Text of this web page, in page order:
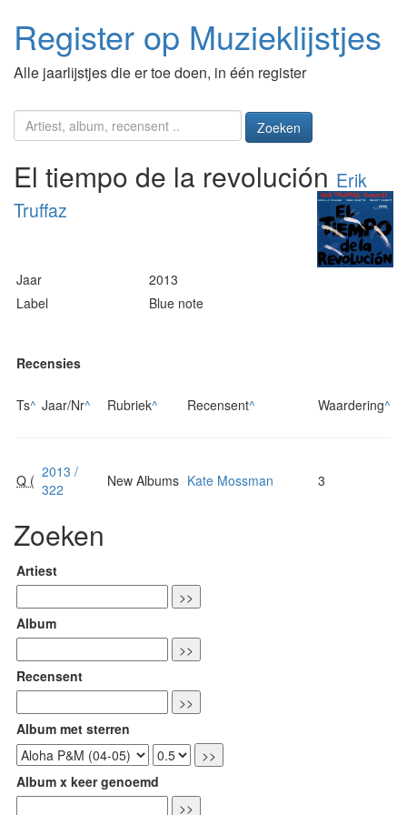
Register op Muzieklijstjes
Alle jaarlijstjes die er toe doen, in één register
Zoeken
El tiempo de la revolución Erik
Truffaz
Jaar
2013
Label
Blue note
Recensies
Ts^ Jaar/Nr^ Rubriek^ Recensent^ Waardering^
Q ( 2013 /
322
New Albums Kate Mossman 3
Zoeken
Artiest
Album
Recensent
Album met sterren
Album x keer genoemd